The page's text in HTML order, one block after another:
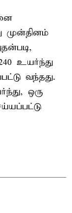
முன்தினம்
உயர்ந்து
வந்தது.
ஒரு